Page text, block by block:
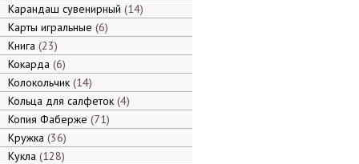
Карандаш сувенирный 14
Карты игральные 6
Книга 23
Кокарда 6
Колокольчик 14
Кольца для салфеток 4
Копия Фаберже 71
Кружка 36
Кукла 128